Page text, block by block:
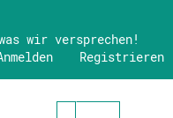
wir versprechen!
Registrieren